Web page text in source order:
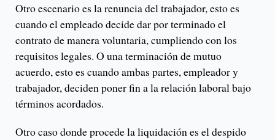
Otro escenario es la renuncia del trabajador, esto es
cuando el empleado decide dar por terminado el
contrato de manera voluntaria, cumpliendo con los
requisitos legales. O una terminación de mutuo
acuerdo, esto es cuando ambas partes, empleador y
trabajador, deciden poner fin a la relación laboral bajo
términos acordados.
Otro caso donde procede la liquidación es el despido